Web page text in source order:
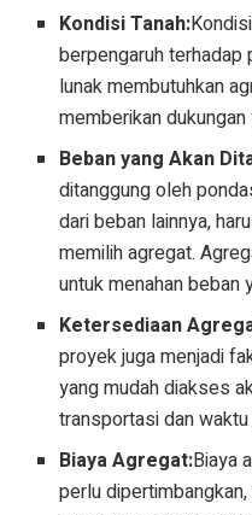
Kondisi Tanah:
berpengaruh terhadap
lunak membutuhkan
memberikan dukungan
Beban yang Akan
ditanggung oleh
dari beban lainnya,
memilih agregat.
untuk menahan beban
Ketersediaan
proyek juga menjadi
yang mudah diakses
transportasi dan waktu
Biaya Agregat:Biaya
perlu